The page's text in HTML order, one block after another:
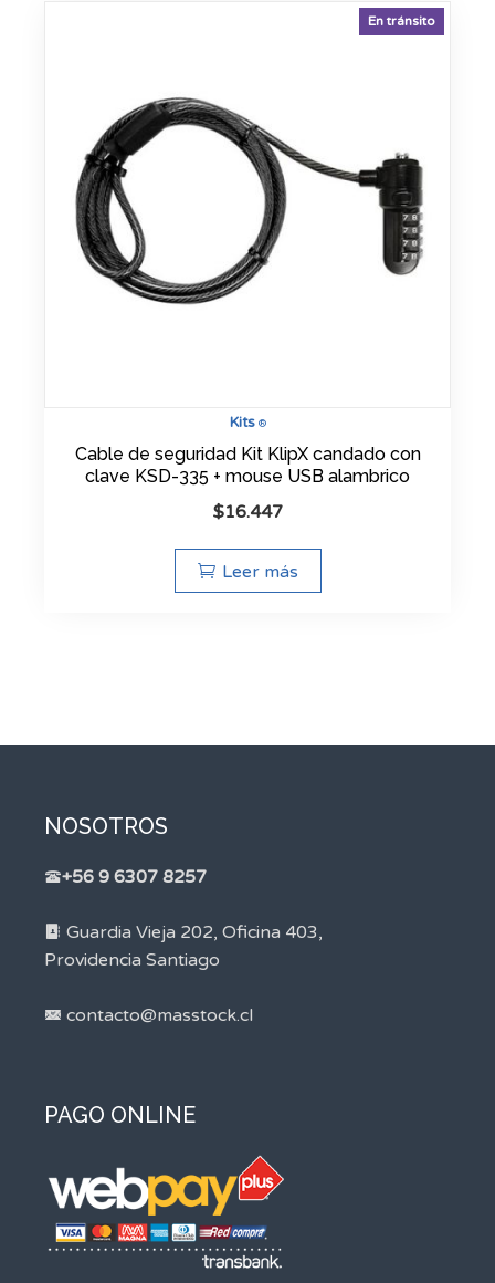
Kits®
En tránsito
Cable de seguridad Kit KlipX candado con
clave KSD-335 + mouse USB alambrico
$16.447
Leer más
NOSOTROS
+56 9 6307 8257
Guardia Vieja 202, Oficina 403,
Providencia Santiago
contacto@masstock.cl
PAGO ONLINE